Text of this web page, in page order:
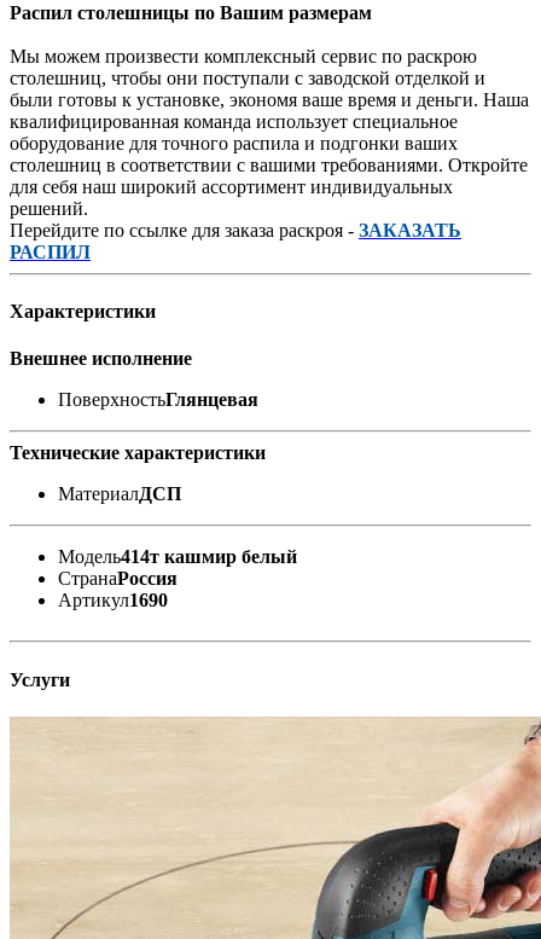
Распил столешницы по Вашим размерам
Мы можем произвести комплексный сервис по раскрою
столешниц, чтобы они поступали с заводской отделкой и
были готовы к установке, экономя ваше время и деньги. Наша
квалифицированная команда использует специальное
оборудование для точного распила и подгонки ваших
столешниц в соответствии с вашими требованиями. Откройте
для себя наш широкий ассортимент индивидуальных
решений.
Перейдите по ссылке для заказа раскроя - ЗАКАЗАТЬ
РАСПИЛ
Характеристики
Внешнее исполнение
ПоверхностьГлянцевая
Технические характеристики
МатериалДСП
Модель414т кашмир белый
СтранаРоссия
Артикул1690
Услуги